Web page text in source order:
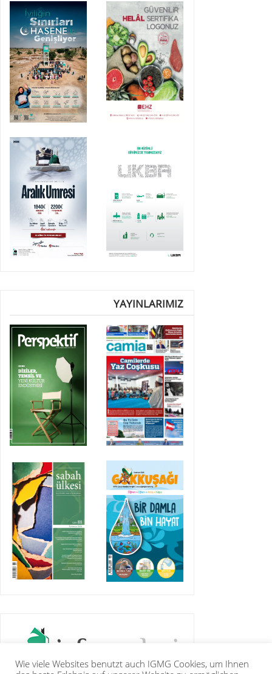
YAYINLARIMIZ
Wie viele Websites benutzt auch IGMG Cookies, um Ihnen